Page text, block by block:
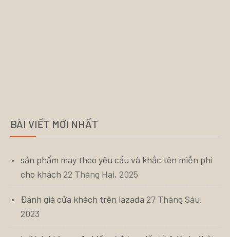
BÀI VIẾT MỚI NHẤT
sản phẩm may theo yêu cầu và khắc tên miễn phí
cho khách 22 Tháng Hai, 2025
Đánh giá cửa khách trên lazada 27 Tháng Sáu,
2023